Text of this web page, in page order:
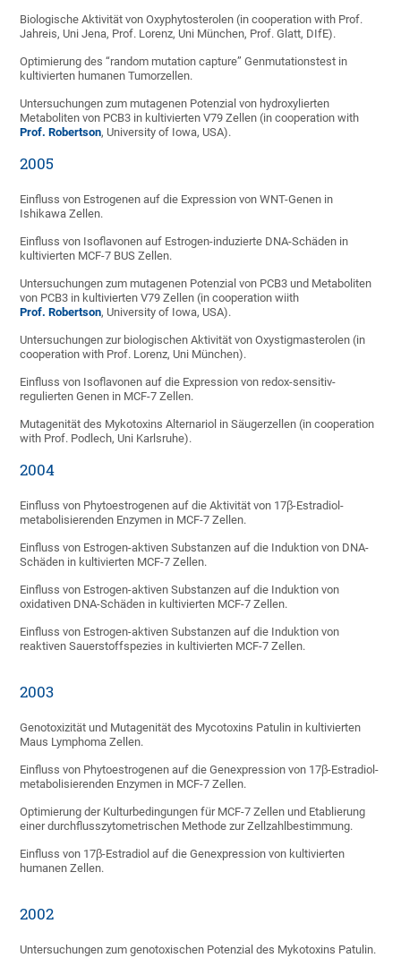
Biologische Aktivität von Oxyphytosterolen (in cooperation with Prof.
Jahreis, Uni Jena, Prof. Lorenz, Uni München, Prof. Glatt, DIfE).
Optimierung des “random mutation capture” Genmutationstest in
kultivierten humanen Tumorzellen.
Untersuchungen zum mutagenen Potenzial von hydroxylierten
Metaboliten von PCB3 in kultivierten V79 Zellen (in cooperation with
Prof. Robertson, University of Iowa, USA).
2005
Einfluss von Estrogenen auf die Expression von WNT-Genen in
Ishikawa Zellen.
Einfluss von Isoflavonen auf Estrogen-induzierte DNA-Schäden in
kultivierten MCF-7 BUS Zellen.
Untersuchungen zum mutagenen Potenzial von PCB3 und Metaboliten
von PCB3 in kultivierten V79 Zellen (in cooperation wiith
Prof. Robertson, University of Iowa, USA).
Untersuchungen zur biologischen Aktivität von Oxystigmasterolen (in
cooperation with Prof. Lorenz, Uni München).
Einfluss von Isoflavonen auf die Expression von redox-sensitiv-
regulierten Genen in MCF-7 Zellen.
Mutagenität des Mykotoxins Alternariol in Säugerzellen (in cooperation
with Prof. Podlech, Uni Karlsruhe).
2004
Einfluss von Phytoestrogenen auf die Aktivität von 17β-Estradiol-
metabolisierenden Enzymen in MCF-7 Zellen.
Einfluss von Estrogen-aktiven Substanzen auf die Induktion von DNA-
Schäden in kultivierten MCF-7 Zellen.
Einfluss von Estrogen-aktiven Substanzen auf die Induktion von
oxidativen DNA-Schäden in kultivierten MCF-7 Zellen.
Einfluss von Estrogen-aktiven Substanzen auf die Induktion von
reaktiven Sauerstoffspezies in kultivierten MCF-7 Zellen.
2003
Genotoxizität und Mutagenität des Mycotoxins Patulin in kultivierten
Maus Lymphoma Zellen.
Einfluss von Phytoestrogenen auf die Genexpression von 17β-Estradiol-
metabolisierenden Enzymen in MCF-7 Zellen.
Optimierung der Kulturbedingungen für MCF-7 Zellen und Etablierung
einer durchflusszytometrischen Methode zur Zellzahlbestimmung.
Einfluss von 17β-Estradiol auf die Genexpression von kultivierten
humanen Zellen.
2002
Untersuchungen zum genotoxischen Potenzial des Mykotoxins Patulin.